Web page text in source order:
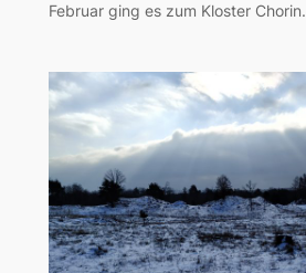
Februar ging es zum Kloster Chorin.